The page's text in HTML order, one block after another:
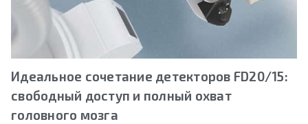
Идеальное сочетание детекторов FD20/15:
свободный доступ и полный охват
головного мозга